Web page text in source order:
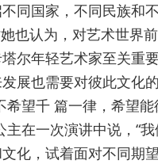
同国家，不同民族和
也认为，对艺术世界
尔年轻艺术家至关重
展也需要对彼此文化
希望千 篇一律，希望
主在一次演讲中说，“
化，试着面对不同期